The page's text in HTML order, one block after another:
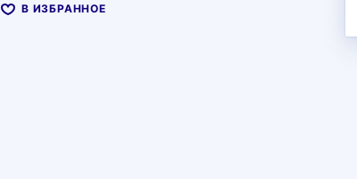
В ИЗБРАННОЕ